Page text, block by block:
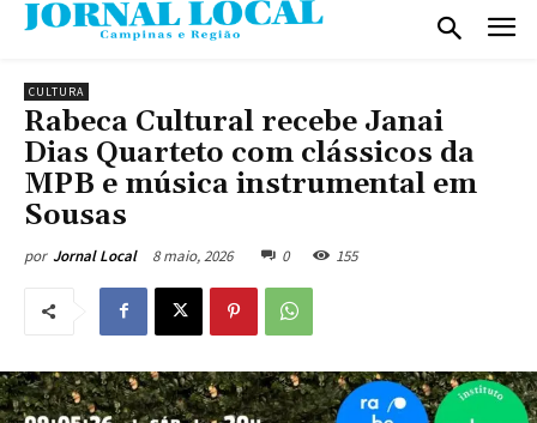
CULTURA
Rabeca Cultural recebe Janai
Dias Quarteto com clássicos da
MPB e música instrumental em
Sousas
por Jornal Local 8 maio, 2026 0 155